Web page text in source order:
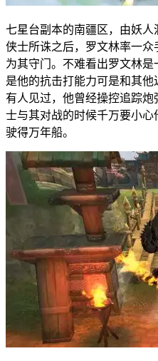
七星台副本的南疆区，由妖
侠士所诛之后，罗文林率一
为其守门。不难看出罗文林是
是他的抗击打能力可是和其他
有人见过，他曾经操控追踪
士与其对战的时候千万要小
驶得万年船。